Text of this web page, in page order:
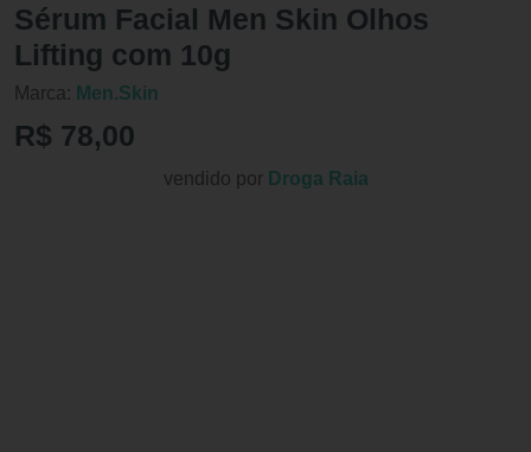
Sérum Facial Men Skin Olhos
Lifting com 10g
Marca: Men.Skin
R$ 78,00
vendido por Droga Raia